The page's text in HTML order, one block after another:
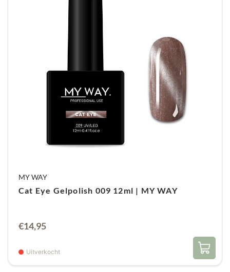
Afwerking: cleanse, shape, C-curve/vrije rand
frezen en eventueel gelpolish of MY WAY. Top
Coat (60 sec lamp).
MY WAY
Cat Eye Gelpolish 009 12ml | MY WAY
€14,95
Uitverkocht